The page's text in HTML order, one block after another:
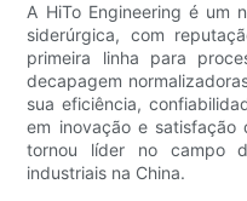
A HiTo Engineering é um
siderúrgica, com
primeira linha para
decapagem
sua eficiência,
em inovação e satisfação
tornou líder no campo
industriais na China.